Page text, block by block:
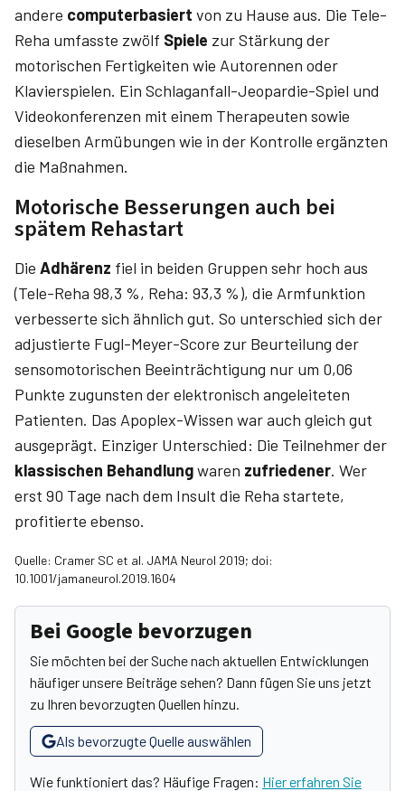
andere computerbasiert von zu Hause aus. Die Tele-
Reha umfasste zwölf Spiele zur Stärkung der
motorischen Fertigkeiten wie Autorennen oder
Klavierspielen. Ein Schlaganfall-Jeopardie-Spiel und
Videokonferenzen mit einem Therapeuten sowie
dieselben Armübungen wie in der Kontrolle ergänzten
die Maßnahmen.
Motorische Besserungen auch bei
spätem Rehastart
Die Adhärenz fiel in beiden Gruppen sehr hoch aus
(Tele-Reha 98,3 %, Reha: 93,3 %), die Armfunktion
verbesserte sich ähnlich gut. So unterschied sich der
adjustierte Fugl-Meyer-Score zur Beurteilung der
sensomotorischen Beeinträchtigung nur um 0,06
Punkte zugunsten der elektronisch angeleiteten
Patienten. Das Apoplex-Wissen war auch gleich gut
ausgeprägt. Einziger Unterschied: Die Teilnehmer der
klassischen Behandlungwaren zufriedener. Wer
erst 90 Tage nach dem Insult die Reha startete,
profitierte ebenso.
Quelle: Cramer SC et al. JAMA Neurol 2019; doi:
10.1001/jamaneurol.2019.1604
Bei Google bevorzugen
Sie möchten bei der Suche nach aktuellen Entwicklungen
häufiger unsere Beiträge sehen? Dann fügen Sie uns jetzt
zu Ihren bevorzugten Quellen hinzu.
Als bevorzugte Quelle auswählen
Wie funktioniert das? Häufige Fragen: Hier erfahren Sie